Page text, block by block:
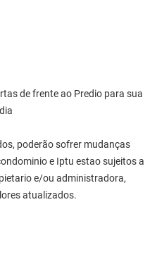
de frente ao Predio para sua
poderão sofrer mudanças
e Iptu estao sujeitos a
e/ou administradora,
atualizados.